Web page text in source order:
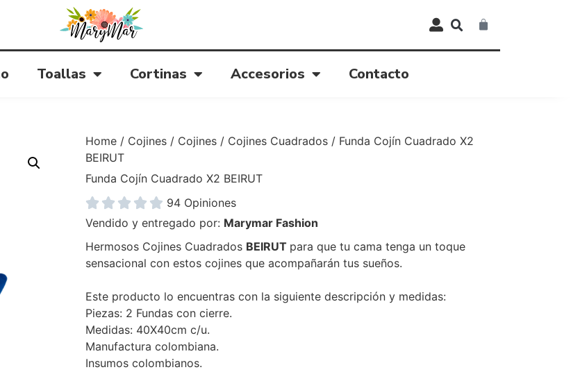
Toallas Cortinas Accesorios Contacto
Home / Cojines / Cojines / Cojines Cuadrados / Funda Cojín Cuadrado X2
BEIRUT
Funda Cojín Cuadrado X2 BEIRUT
     94 Opiniones
Vendido y entregado por: Marymar Fashion
Hermosos Cojines Cuadrados BEIRUT para que tu cama tenga un toque
sensacional con estos cojines que acompañarán tus sueños.
Este producto lo encuentras con la siguiente descripción y medidas:
Piezas: 2 Fundas con cierre.
Medidas: 40X40cm c/u.
Manufactura colombiana.
Insumos colombianos.